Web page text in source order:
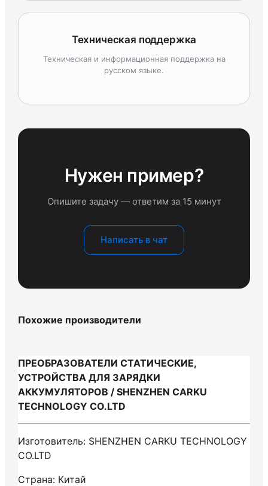
Техническая поддержка
Техническая и информационная поддержка на
русском языке.
Нужен пример?
Опишите задачу — ответим за 15 минут
Написать в чат
Похожие производители
ПРЕОБРАЗОВАТЕЛИ СТАТИЧЕСКИЕ,
УСТРОЙСТВА ДЛЯ ЗАРЯДКИ
АККУМУЛЯТОРОВ / SHENZHEN CARKU
TECHNOLOGY CO.LTD
Изготовитель: SHENZHEN CARKU TECHNOLOGY
CO.LTD
Страна: Китай